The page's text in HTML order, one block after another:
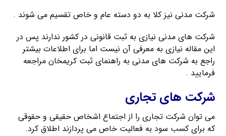
شرکت مدنی نیز کلا به دو دسته عام و خاص تقسیم می شوند .
شرکت های مدنی نیازی به ثبت قانونی در کشور ندارند پس در
این مقاله نیازی به معرفی آن نیست اما برای اطلاعات بیشتر
راجع به شرکت های مدنی به راهنمای ثبت کریمخان مراجعه
فرمایید .
شرکت های تجاری
می توان شرکت تجاری را از اجتماع اشخاص حقیقی و حقوقی
که برای کسب سود به فعالیت خاص می پردازند اطلاق کرد.